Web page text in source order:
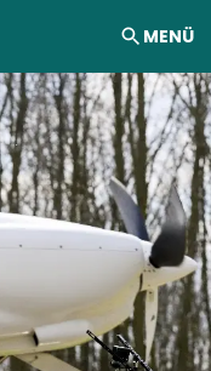
MENÜ